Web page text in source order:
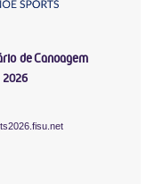
de Canoagem
2026